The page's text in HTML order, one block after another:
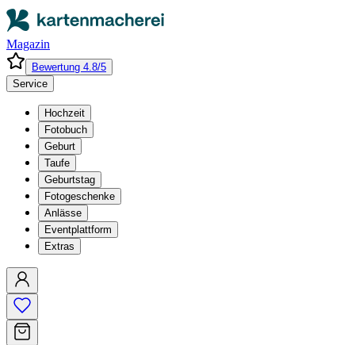
Magazin
Bewertung 4.8/5
Service
Hochzeit
Fotobuch
Geburt
Taufe
Geburtstag
Fotogeschenke
Anlässe
Eventplattform
Extras